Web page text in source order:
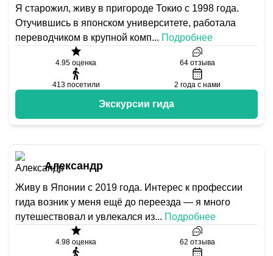
Я старожил, живу в пригороде Токио с 1998 года.
Отучившись в японском университете, работала
переводчиком в крупной комп... Подробнее
4.95 оценка 64 отзыва
413 посетили 2 года с нами
Экскурсии гида
Александр
Живу в Японии с 2019 года. Интерес к профессии
гида возник у меня ещё до переезда — я много
путешествовал и увлекался из... Подробнее
4.98 оценка 62 отзыва